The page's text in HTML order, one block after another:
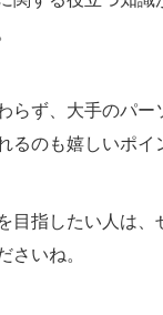
らず、大手のパー
るのも嬉しいポイ
目指したい人は、
さいね。